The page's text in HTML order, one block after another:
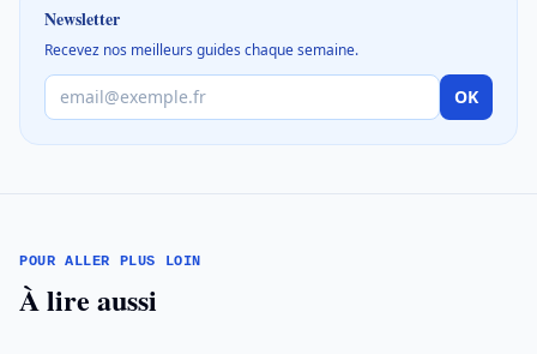
Newsletter
Recevez nos meilleurs guides chaque semaine.
OK
POUR ALLER PLUS LOIN
À lire aussi